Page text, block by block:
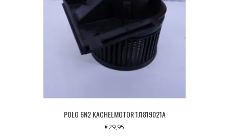
POLO 6N2 KACHELMOTOR 1J1819021A
€29,95